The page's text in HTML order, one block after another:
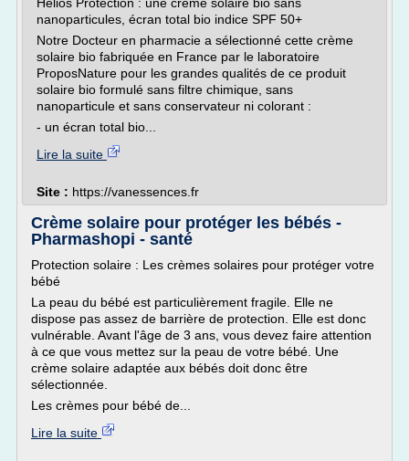
nanoparticules, écran total bio indice SPF 50+
Notre Docteur en pharmacie a sélectionné cette crème
solaire bio fabriquée en France par le laboratoire
ProposNature pour les grandes qualités de ce produit
solaire bio formulé sans filtre chimique, sans
nanoparticule et sans conservateur ni colorant :
- un écran total bio...
Lire la suite
Site : https://vanessences.fr
Crème solaire pour protéger les bébés -
Pharmashopi - santé
Protection solaire : Les crèmes solaires pour protéger votre
bébé
La peau du bébé est particulièrement fragile. Elle ne
dispose pas assez de barrière de protection. Elle est donc
vulnérable. Avant l'âge de 3 ans, vous devez faire attention
à ce que vous mettez sur la peau de votre bébé. Une
crème solaire adaptée aux bébés doit donc être
sélectionnée.
Les crèmes pour bébé de...
Lire la suite